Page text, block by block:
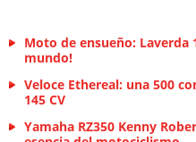
Moto de ensueño: Laverda
mundo!
Veloce Ethereal: una 500
145 CV
Yamaha RZ350 Kenny